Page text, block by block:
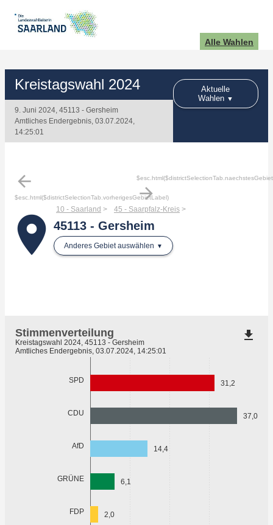
Alle Wahlen
Kreistagswahl 2024
9. Juni 2024, 45113 - Gersheim
Amtliches Endergebnis, 03.07.2024,
14:25:01
Aktuelle
Wahlen
arrow_back
$esc.html($districtSelectionTab.vorherigesGebietLabel)
arrow_forward
place
10 - Saarland 45 - Saarpfalz-Kreis
45113 - Gersheim
Anderes Gebiet auswählen
SPD
CDU
AfD
GRÜNE
FDP
31,2
37,0
14,4
6,1
2,0
Stimmenverteilung
Kreistagswahl 2024, 45113 - Gersheim
Amtliches Endergebnis, 03.07.2024, 14:25:01
file_download